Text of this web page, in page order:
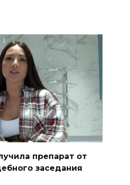
препарат от
заседания